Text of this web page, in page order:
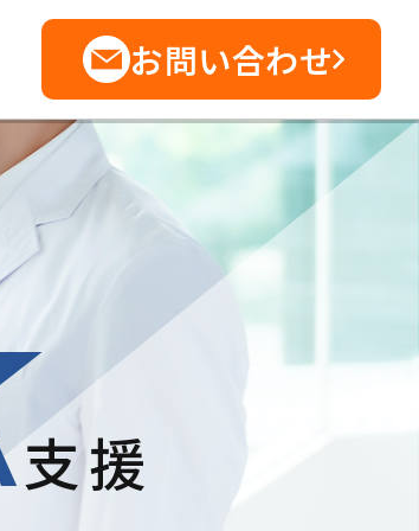
お問い合わせ
支援